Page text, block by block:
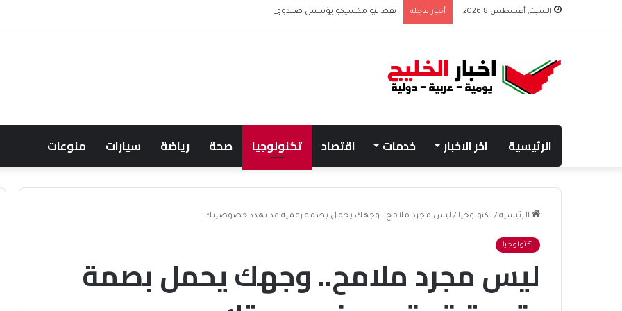
السبت, أغسطس 8 2026 أخبار عاجلة نفط نيو مكسيكو يؤسس صندوق 75 مليار دولار ويشعل جدل الإنفاق
الرئيسية اخر الاخبار خدمات اقتصاد تكنولوجيا صحة رياضة سيارات منوعات
الرئيسية / تكنولوجيا / ليس مجرد ملامح.. وجهك يحمل بصمة رقمية قد تهدد خصوصيتك
تكنولوجيا
ليس مجرد ملامح.. وجهك يحمل بصمة